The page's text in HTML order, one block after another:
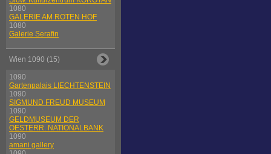
1080
GALERIE AM ROTEN HOF
1080
Galerie Serafin
Wien 1090 (15)
1090
Gartenpalais LIECHTENSTEIN
1090
SIGMUND FREUD MUSEUM
1090
GELDMUSEUM DER
OESTERR. NATIONALBANK
1090
amani gallery